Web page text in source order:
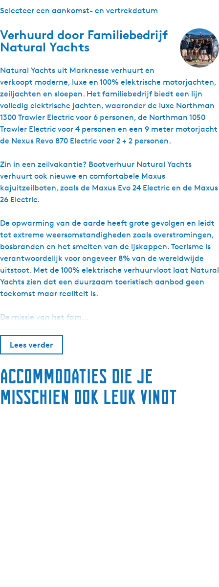
Selecteer een aankomst- en vertrekdatum
Verhuurd door Familiebedrijf
Natural Yachts
Natural Yachts uit Marknesse verhuurt en
verkoopt moderne, luxe en 100% elektrische motorjachten,
zeiljachten en sloepen. Het familiebedrijf biedt een lijn
volledig elektrische jachten, waaronder de luxe Northman
1300 Trawler Electric voor 6 personen, de Northman 1050
Trawler Electric voor 4 personen en een 9 meter motorjacht
de Nexus Revo 870 Electric voor 2 + 2 personen.
Zin in een zeilvakantie? Bootverhuur Natural Yachts
verhuurt ook nieuwe en comfortabele Maxus
kajuitzeilboten, zoals de Maxus Evo 24 Electric en de Maxus
26 Electric.
De opwarming van de aarde heeft grote gevolgen en leidt
tot extreme weersomstandigheden zoals overstromingen,
bosbranden en het smelten van de ijskappen. Toerisme is
verantwoordelijk voor ongeveer 8% van de wereldwijde
uitstoot. Met de 100% elektrische verhuurvloot laat Natural
Yachts zien dat een duurzaam toeristisch aanbod geen
toekomst maar realiteit is.
De missie van het fam…
Lees verder
Accommodaties die je
misschien ook leuk vindt